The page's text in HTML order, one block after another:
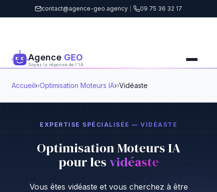
contact@agence-geo.agency 09 75 36 32 17
Agence GEO
Soyez la réponse de l'IA
Accueil› Optimisation Moteurs IA› Vidéaste
EXPERTISE SPÉCIALISÉE — VIDÉASTE
Optimisation Moteurs IA
pour lesvidéaste
Vous êtes vidéaste et vous cherchez à être